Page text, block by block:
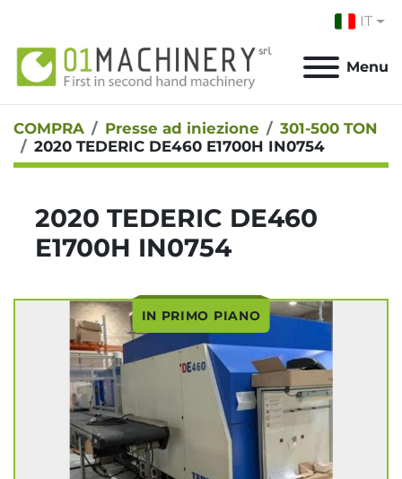
IT
Menu
COMPRA Presse ad iniezione
301-500 TON
2020 TEDERIC DE460 E1700H IN0754
2020 TEDERIC DE460
E1700H IN0754
IN PRIMO PIANO